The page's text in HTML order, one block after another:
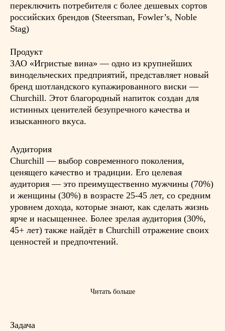
переключить потребителя с более дешевых сортов
российских брендов (Steersman, Fowler’s, Noble
Stag)
Продукт
ЗАО «Игристые вина» — одно из крупнейших
винодельческих предприятий, представляет новый
бренд шотландского купажированного виски —
Churchill. Этот благородный напиток создан для
истинных ценителей безупречного качества и
изысканного вкуса.
Аудитория
Churchill — выбор современного поколения,
ценящего качество и традиции. Его целевая
аудитория — это преимущественно мужчины (70%)
и женщины (30%) в возрасте 25-45 лет, со средним
уровнем дохода, которые знают, как сделать жизнь
ярче и насыщеннее. Более зрелая аудитория (30%,
45+ лет) также найдёт в Churchill отражение своих
ценностей и предпочтений.
Читать больше
Задача